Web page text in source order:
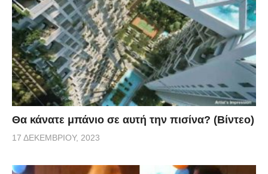
Θα κάνατε μπάνιο σε αυτή την πισίνα? (Βίντεο)
17 ΔΕΚΕΜΒΡΊΟΥ, 2023